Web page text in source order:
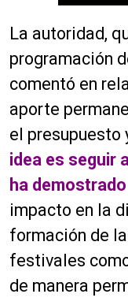
La autoridad,
programación
comentó en
aporte
el presupuesto
idea es seguir
ha
impacto en la
formación de
festivales
de manera